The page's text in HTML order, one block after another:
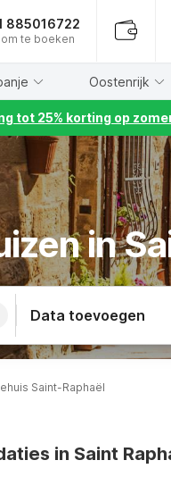
885016722
om te boeken
Oostenrijk
tot 25% korting op
in
Data toevoegen
Saint-Raphaël
in Saint